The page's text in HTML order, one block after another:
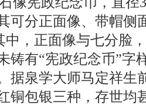
可分正面像、带帽侧
中，正面像与七分脸
铸有“宪政纪念币”字
据泉学大师马定祥生
铜包银三种，存世均